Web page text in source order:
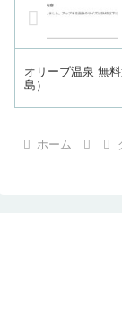
オリーブ温泉 無
島）
ホーム